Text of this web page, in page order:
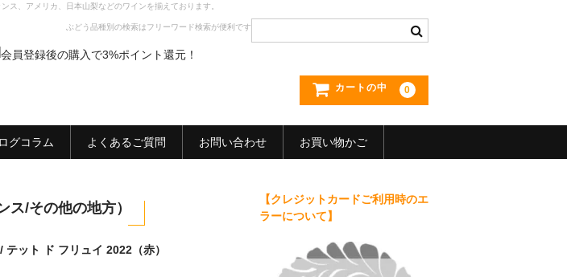
、アメリカ、日本山梨などのワインを揃えております。
ぶどう品種別の検索はフリーワード検索が便利です
会員登録後の購入で3%ポイント還元！
カートの中 0
グコラム よくあるご質問 お問い合わせ お買い物かご
ス/その他の地方）
テット ド フリュイ 2022（赤）
【クレジットカードご利用時のエ
ラーについて】